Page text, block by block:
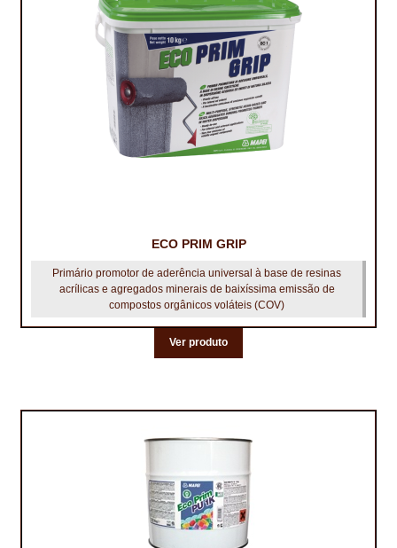
ECO PRIM GRIP
Primário promotor de aderência universal à base de resinas
acrílicas e agregados minerais de baixíssima emissão de
compostos orgânicos voláteis (COV)
Ver produto